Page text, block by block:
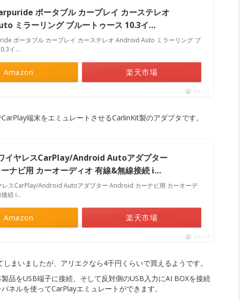
ポータブル カープレイ カーステレオ
ミラーリング ブルートゥース 10.3イ…
ポータブル カープレイ カーステレオ Android Auto ミラーリング ブ
イ…
Amazon 楽天市場
ポチップ
端末をエミュレートさせるCarlinKit製のアダプタです。
ヤレスCarPlay/Android Autoアダプター
ナビ用 カーオーディオ 有線&無線接続 i…
レスCarPlay/Android Autoアダプター Android カーナビ用 カーオーデ
接続 i…
Amazon 楽天市場
ポチップ
まいましたが、アリエクなら4千円くらいで買えるようです。
品をUSB端子に接続、そして反対側のUSB入力にAI BOXを接続
ネルを使ってCarPlayエミュレートができます。